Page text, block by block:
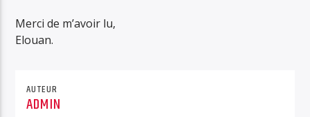
Merci de m’avoir lu,
Elouan.
AUTEUR
ADMIN